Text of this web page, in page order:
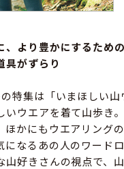
より豊かにするための
具がずらり
特集は「いまほしい
いウエアを着て山歩き
ほかにもウエアリング
になるあの人のワード
山好きさんの視点で、